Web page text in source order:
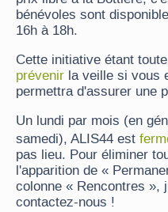
bénévoles sont
16h à 18h.
Cette initiative étant
prévenir la veille si vous
permettra d'assurer une
Un lundi par mois (en
samedi), ALIS44 est
pas lieu. Pour éliminer
l'apparition de «
colonne « Rencontres
contactez-nous !